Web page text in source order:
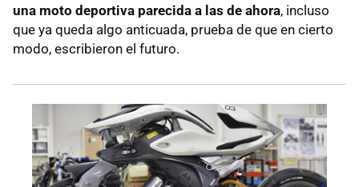
una moto deportiva parecida a las de ahora, incluso
que ya queda algo anticuada, prueba de que en cierto
modo, escribieron el futuro.